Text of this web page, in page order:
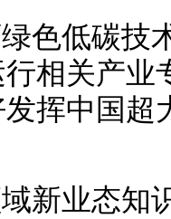
色低碳技
相关产业
挥中国超
新业态知